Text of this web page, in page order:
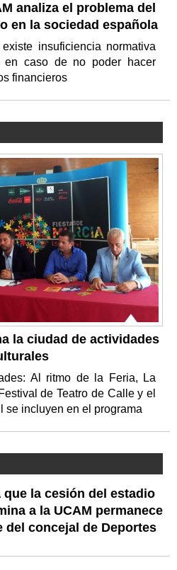
analiza el problema del
en la sociedad española
insuficiencia normativa
en caso de no poder hacer
financieros
la ciudad de actividades
Al ritmo de la Feria, La
de Teatro de Calle y el
se incluyen en el programa
que la cesión del estadio
a la UCAM permanece
del concejal de Deportes